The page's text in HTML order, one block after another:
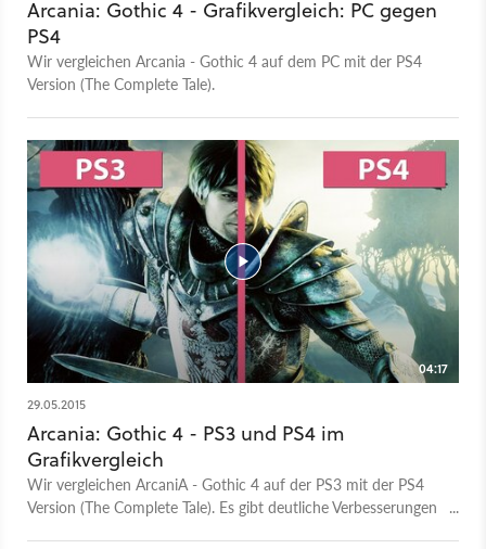
Arcania: Gothic 4 - Grafikvergleich: PC gegen
PS4
Wir vergleichen Arcania - Gothic 4 auf dem PC mit der PS4
Version (The Complete Tale).
04:17
29.05.2015
Arcania: Gothic 4 - PS3 und PS4 im
Grafikvergleich
Wir vergleichen ArcaniA - Gothic 4 auf der PS3 mit der PS4
Version (The Complete Tale). Es gibt deutliche Verbesserungen